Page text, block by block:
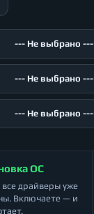
--- Не выбрано ---
--- Не выбрано ---
--- Не выбрано ---
ОС
драйверы уже
Включаете — и